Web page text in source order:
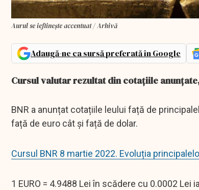
Aurul se ieftinește accentuat / Arhivă
Adaugă-ne ca sursă preferată în Google
Cursul valutar rezultat din cotaţiile
BNR a anunțat cotațiile leului față de
față de euro cât și față de dolar.
Cursul BNR 8 martie 2022. Evoluția
1 EURO = 4.9488 Lei în scădere cu 0.0002 Lei